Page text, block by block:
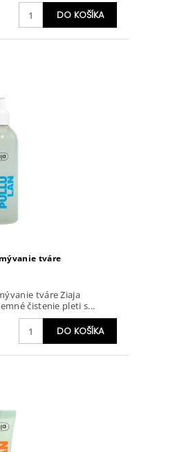
tváre
tváre Ziaja
čistenie pleti s...